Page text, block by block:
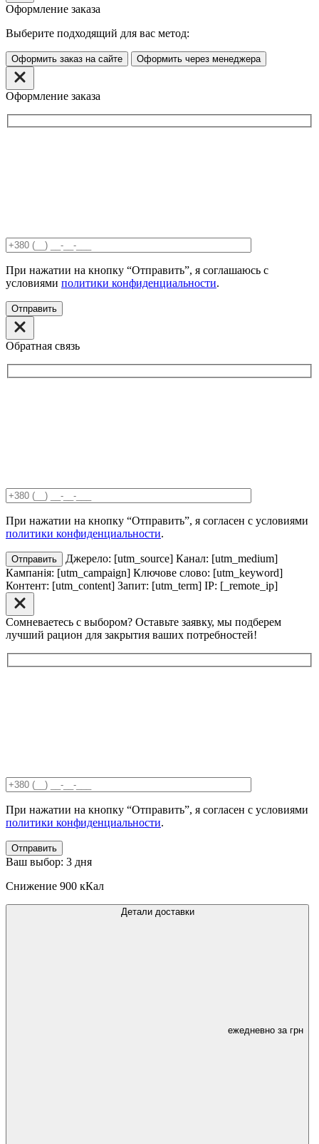
Оформление заказа
Выберите подходящий для вас метод:
Оформить заказ на сайте Оформить через менеджера
Оформление заказа
При нажатии на кнопку “Отправить”, я соглашаюсь с
условиями политики конфиденциальности.
Отправить
Обратная связь
При нажатии на кнопку “Отправить”, я согласен с условиями
политики конфиденциальности.
Отправить
Джерело: [utm_source] Канал: [utm_medium]
Кампанія: [utm_campaign] Ключове слово: [utm_keyword]
Контент: [utm_content] Запит: [utm_term] IP: [_remote_ip]
Сомневаетесь с выбором? Оставьте заявку, мы подберем
лучший рацион для закрытия ваших потребностей!
При нажатии на кнопку “Отправить”, я согласен с условиями
политики конфиденциальности.
Отправить
Ваш выбор: 3 дня
Снижение 900 кКал
Детали доставки
ежедневно за грн